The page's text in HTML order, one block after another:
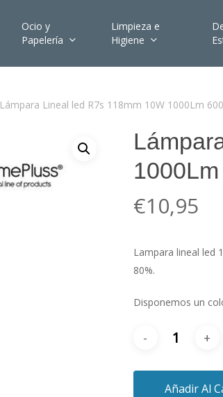
Ocio y
Papelería
Limpieza e
Higiene
Lámpara Lineal led R7s 118mm 10W 1000Lm
€10,95
Lampara lineal led
80%.
Disponemos un
Añadir Al